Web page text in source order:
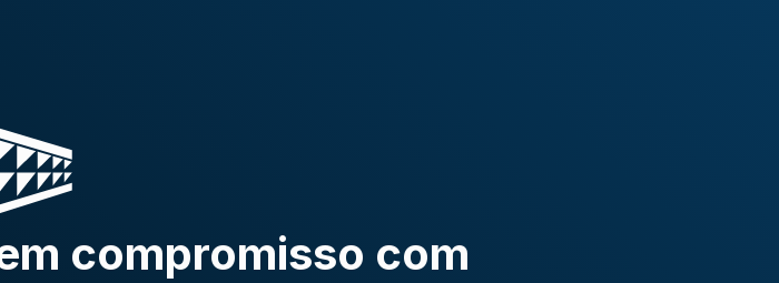
compromisso com